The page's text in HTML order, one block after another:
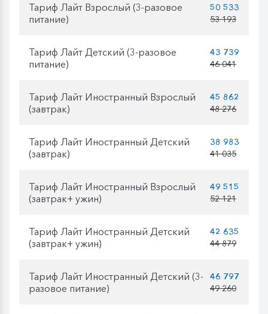
Тариф Лайт Взрослый (3-разовое
питание)
50 533
53 193
Тариф Лайт Детский (3-разовое
питание)
43 739
46 041
Тариф Лайт Иностранный Взрослый
(завтрак)
45 862
48 276
Тариф Лайт Иностранный Детский
(завтрак)
38 983
41 035
Тариф Лайт Иностранный Взрослый
(завтрак+ ужин)
49 515
52 121
Тариф Лайт Иностранный Детский
(завтрак+ ужин)
42 635
44 879
Тариф Лайт Иностранный Детский (3-
разовое питание)
46 797
49 260